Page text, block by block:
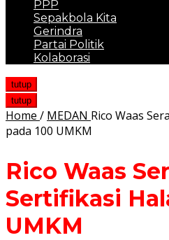
PPP
Sepakbola Kita
Gerindra
Partai Politik
Kolaborasi
tutup
tutup
Home / MEDAN Rico Waas
pada 100 UMKM
Rico Waas
Sertifikasi
UMKM